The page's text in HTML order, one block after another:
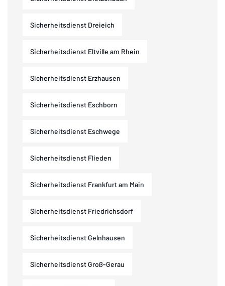
Sicherheitsdienst Dreieich
Sicherheitsdienst Eltville am Rhein
Sicherheitsdienst Erzhausen
Sicherheitsdienst Eschborn
Sicherheitsdienst Eschwege
Sicherheitsdienst Flieden
Sicherheitsdienst Frankfurt am Main
Sicherheitsdienst Friedrichsdorf
Sicherheitsdienst Gelnhausen
Sicherheitsdienst Groß-Gerau